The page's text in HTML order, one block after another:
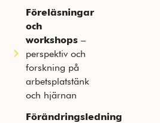
Föreläsningar
och
workshops–
perspektiv och
forskning på
arbetsplatstänk
och hjärnan
Förändringsledning